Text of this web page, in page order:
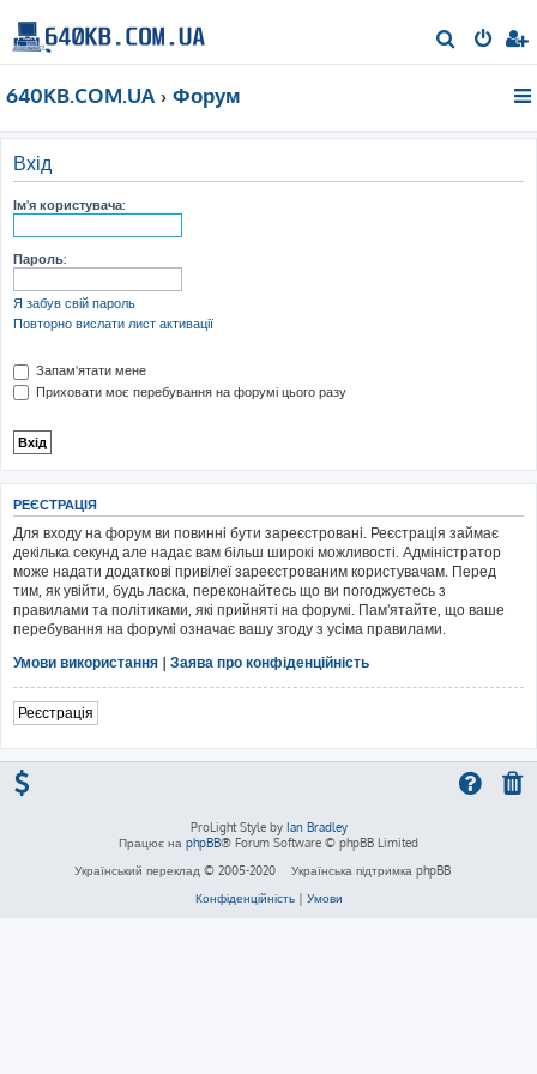
о
640KB.COM.UA Форум
Вхід
Ім'я користувача:
Пароль:
Я забув свій пароль
Повторно вислати лист активації
Запам'ятати мене
Приховати моє перебування на форумі цього разу
РЕЄСТРАЦІЯ
Для входу на форум ви повинні бути зареєстровані. Реєстрація займає
декілька секунд але надає вам більш широкі можливості. Адміністратор
може надати додаткові привілеї зареєстрованим користувачам. Перед
тим, як увійти, будь ласка, переконайтесь що ви погоджуєтесь з
правилами та політиками, які прийняті на форумі. Пам'ятайте, що ваше
перебування на форумі означає вашу згоду з усіма правилами.
Умови використання | Заява про конфіденційність
Реєстрація
ProLight Style by Ian Bradley
Працює на phpBB® Forum Software © phpBB Limited
Український переклад © 2005-2020
Українська підтримка phpBB
Конфіденційність| Умови